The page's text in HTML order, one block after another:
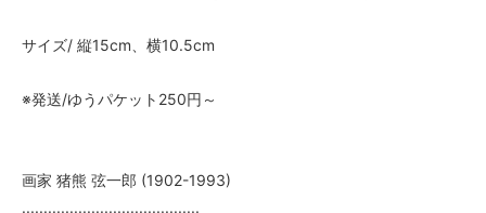
サイズ/ 縦15cm、横10.5cm
※発送/ゆうパケット250円～
画家 猪熊 弦一郎 (1902-1993)
.........................................